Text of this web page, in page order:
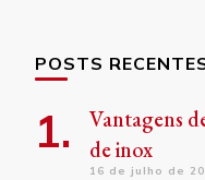
POSTS
Vantagens
de inox
16 de julho de